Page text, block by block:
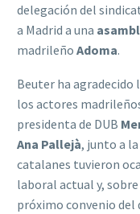
delegación del
a Madrid a una
madrileño Adoma.
Beuter ha agradecido
los actores
presidenta de DUB
Ana Pallejà, junto a
catalanes tuvieron
laboral actual y,
próximo convenio del